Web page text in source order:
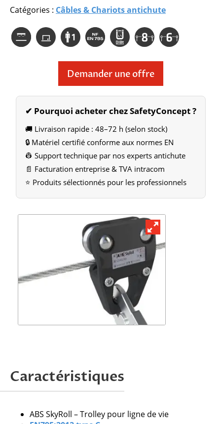
Catégories : Câbles & Chariots antichute
Demander une offre
✔ Pourquoi acheter chez SafetyConcept ?
🚚 Livraison rapide : 48–72 h (selon stock)
🔒 Matériel certifié conforme aux normes EN
👷 Support technique par nos experts antichute
📄 Facturation entreprise & TVA intracom
⭐ Produits sélectionnés pour les professionnels
demandes issues de professionnels.
Caractéristiques
ABS SkyRoll – Trolley pour ligne de vie